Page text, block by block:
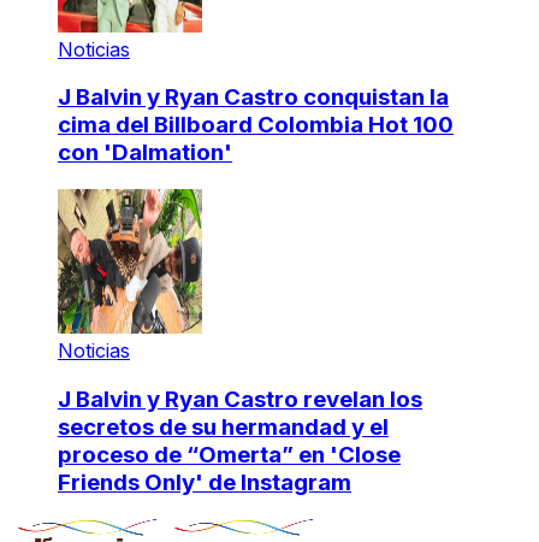
Noticias
J Balvin y Ryan Castro conquistan la
cima del Billboard Colombia Hot 100
con 'Dalmation'
Noticias
J Balvin y Ryan Castro revelan los
secretos de su hermandad y el
proceso de “Omerta” en 'Close
Friends Only' de Instagram